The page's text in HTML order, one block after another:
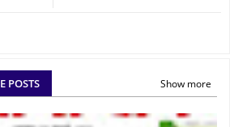
POSTS Show more